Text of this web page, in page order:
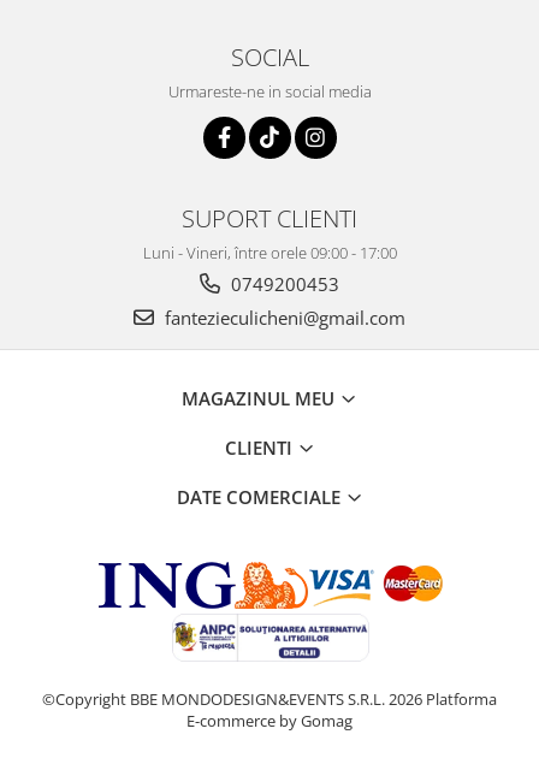
SOCIAL
Urmareste-ne in social media
SUPORT CLIENTI
Luni - Vineri, între orele 09:00 - 17:00
0749200453
fantezieculicheni@gmail.com
MAGAZINUL MEU
CLIENTI
DATE COMERCIALE
©Copyright BBE MONDODESIGN&EVENTS S.R.L. 2026 Platforma
E-commerce by Gomag